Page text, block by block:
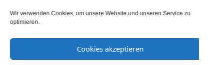
Wir verwenden Cookies, um unsere Website und unseren Service zu
optimieren.
Cookies akzeptieren